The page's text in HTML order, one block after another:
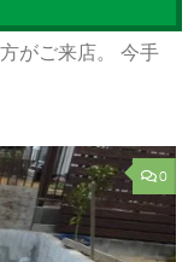
がご来店。 今手
0